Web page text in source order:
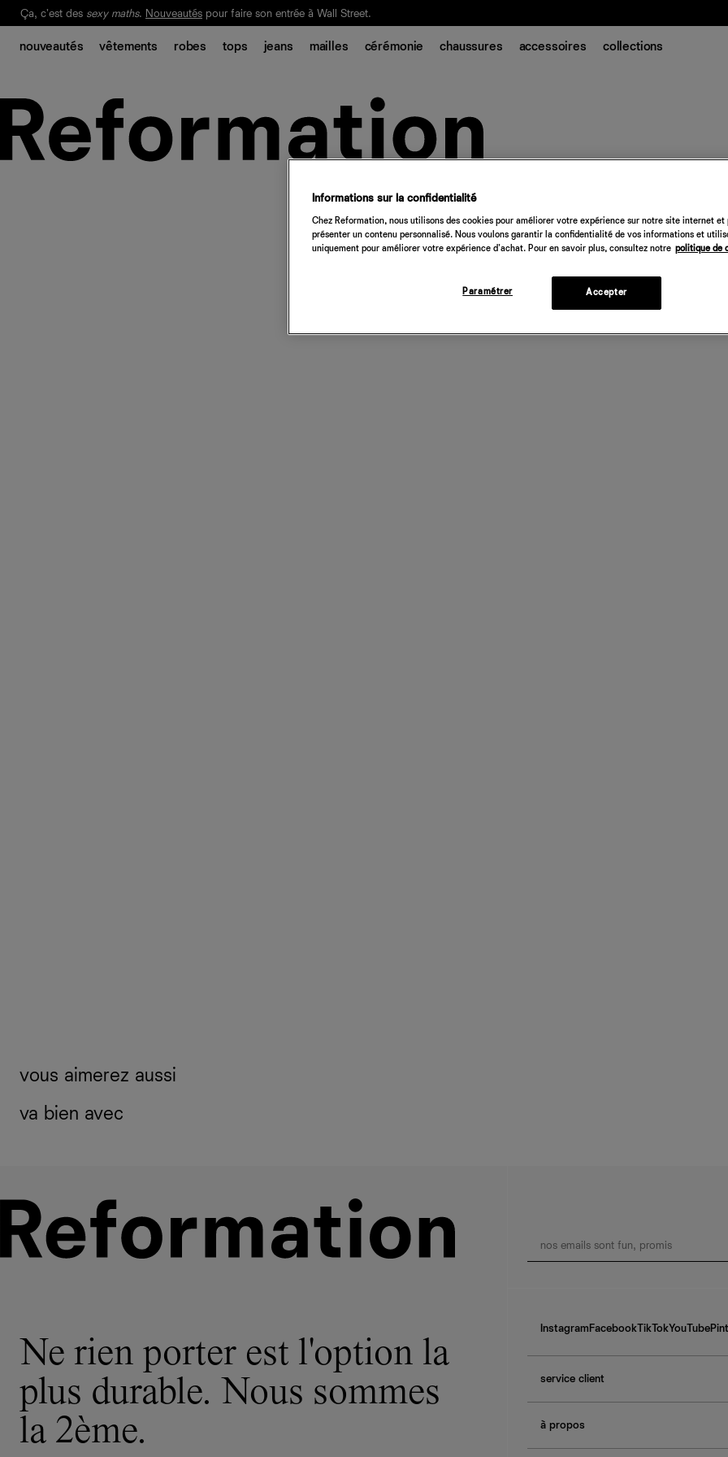
Notre Bilan Responsable 2025 est ici. Lisez-le
Ça, c'est des sexy maths. Nouveautés pour faire son entrée à Wall Street.
nouveautés vêtements robes tops jeans mailles cérémonie chaussures accessoires collections
vous aimerez aussi
va bien avec
Ne rien porter est l'option la
plus durable. Nous sommes
la 2ème.
Instagram FacebookTikTokYouTube
service client
contactez-nous
guide des tailles
à propos
Informations sur la confidentialité
Chez Reformation, nous utilisons des cookies pour améliorer votre expérience sur notre site internet et
présenter un contenu personnalisé. Nous voulons garantir la confidentialité de vos informations et
uniquement pour améliorer votre expérience d'achat. Pour en savoir plus, consultez notre politique de
Paramétrer Accepter